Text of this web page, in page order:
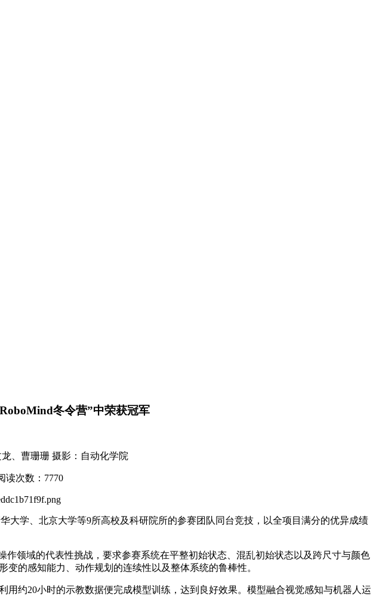
冬令营”中荣获冠军
、曹珊珊 摄影：自动化学院
读次数： 7770
大学、北京大学等9所高校及科研院所的参赛团队同台竞技，以全项目满分的优异成绩
领域的代表性挑战，要求参赛系统在平整初始状态、混乱初始状态以及跨尺寸与颜色
的感知能力、动作规划的连续性以及整体系统的鲁棒性。
约20小时的示教数据便完成模型训练，达到良好效果。模型融合视觉感知与机器人运